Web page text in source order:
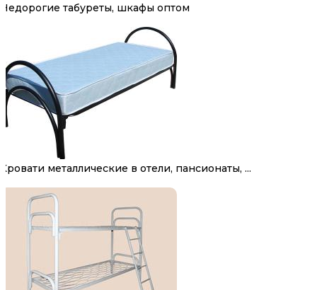
Недорогие табуреты, шкафы оптом
Кровати металлические в отели, пансионаты, ...